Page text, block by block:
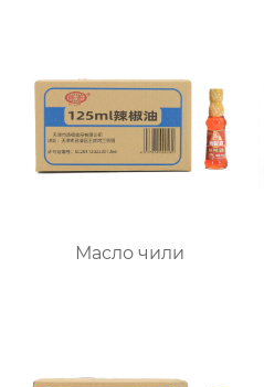
Масло чили